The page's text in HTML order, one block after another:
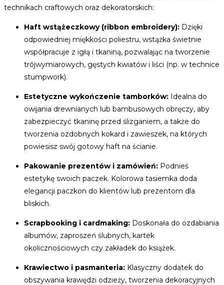
technikach craftowych oraz dekoratorskich:
Haft wstążeczkowy (ribbon embroidery): Dzięki
odpowiedniej miękkości poliestru, wstążka świetnie
współpracuje z igłą i tkaniną, pozwalając na tworzenie
trójwymiarowych, gęstych kwiatów i liści (np. w technice
stumpwork).
Estetyczne wykończenie tamborków: Idealna do
owijania drewnianych lub bambusowych obręczy, aby
zabezpieczyć tkaninę przed ślizganiem, a także do
tworzenia ozdobnych kokard i zawieszek, na których
powiesisz swój gotowy haft na ścianie.
Pakowanie prezentów i zamówień: Podnieś
estetykę swoich paczek. Kolorowa tasiemka doda
elegancji paczkon do klientów lub prezentom dla
bliskich.
Scrapbooking i cardmaking: Doskonała do ozdabiania
albumów, zaproszeń ślubnych, kartek
okolicznościowych czy zakładek do książek.
Krawiectwo i pasmanteria: Klasyczny dodatek do
obszywania krawędzi odzieży, tworzenia dekoracyjnych